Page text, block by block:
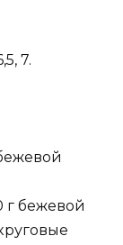
7.
г бежевой